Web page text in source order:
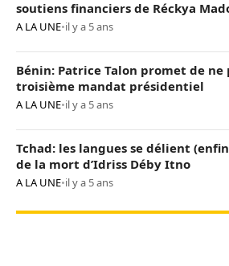
soutiens financiers de Réckya
A LA UNE•il y a 5 ans
Bénin: Patrice Talon promet de ne
troisième mandat présidentiel
A LA UNE•il y a 5 ans
Tchad: les langues se délient
de la mort d’Idriss Déby Itno
A LA UNE•il y a 5 ans